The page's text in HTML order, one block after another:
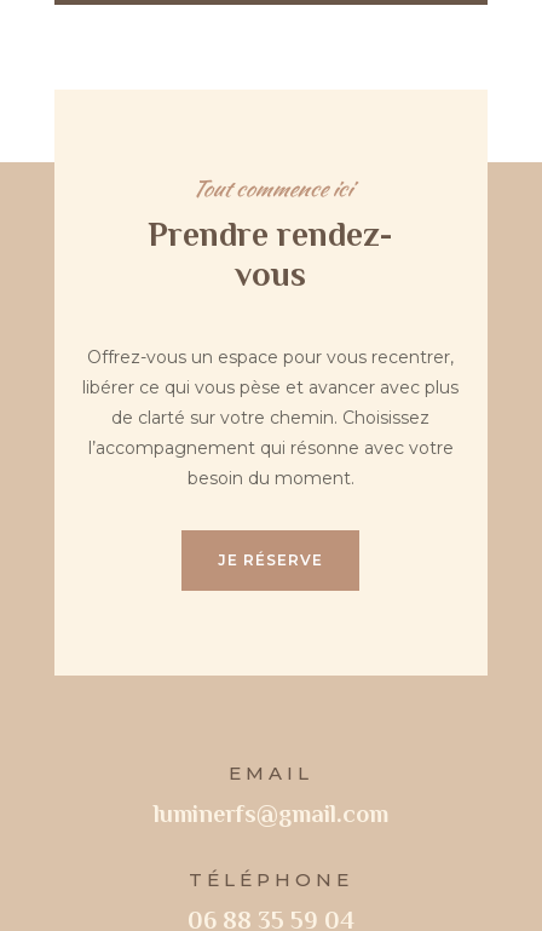
Tout commence ici
Prendre rendez-
vous
Offrez-vous un espace pour vous recentrer,
libérer ce qui vous pèse et avancer avec plus
de clarté sur votre chemin. Choisissez
l’accompagnement qui résonne avec votre
besoin du moment.
JE RÉSERVE
EMAIL
luminerfs@gmail.com
TÉLÉPHONE
06 88 35 59 04